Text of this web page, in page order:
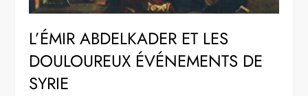
L’ÉMIR ABDELKADER ET LES
DOULOUREUX ÉVÉNEMENTS DE
SYRIE